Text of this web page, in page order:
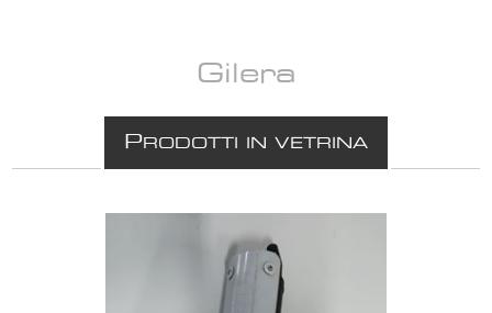
Gilera
PRODOTTI IN VETRINA